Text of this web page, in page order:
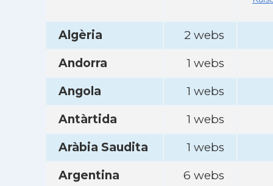
Algèria
2 webs
Andorra
1 webs
Angola
1 webs
Antàrtida
1 webs
Aràbia Saudita
1 webs
Argentina
6 webs